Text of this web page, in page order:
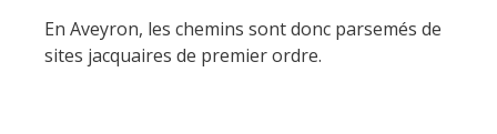
En Aveyron, les chemins sont donc parsemés de
sites jacquaires de premier ordre.